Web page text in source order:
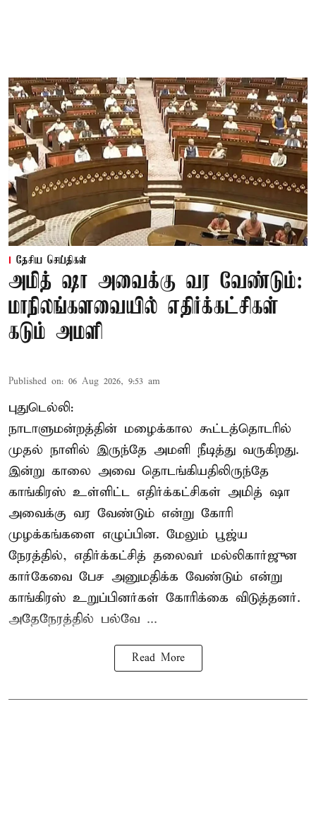
தேசிய செய்திகள்
அமித் ஷா அவைக்கு வர வேண்டும்:
மாநிலங்களவையில் எதிர்க்கட்சிகள்
கடும் அமளி
Published on: 06 Aug 2026, 9:53 am
புதுடெல்லி:
நாடாளுமன்றத்தின் மழைக்கால கூட்டத்தொடரில்
முதல் நாளில் இருந்தே அமளி நீடித்து வருகிறது.
இன்று காலை அவை தொடங்கியதிலிருந்தே
காங்கிரஸ் உள்ளிட்ட எதிர்க்கட்சிகள் அமித் ஷா
அவைக்கு வர வேண்டும் என்று கோரி
முழக்கங்களை எழுப்பின. மேலும் பூஜ்ய
நேரத்தில், எதிர்க்கட்சித் தலைவர் மல்லிகார்ஜுன
கார்கேவை பேச அனுமதிக்க வேண்டும் என்று
காங்கிரஸ் உறுப்பினர்கள் கோரிக்கை விடுத்தனர்.
அதேநேரத்தில் பல்வே ...
Read More